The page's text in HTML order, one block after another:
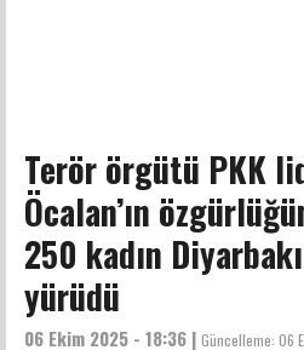
Terör örgütü PKK
Öcalan’ın
250 kadın
yürüdü
06 Ekim 2025 - 18:36 | Güncelleme: 06